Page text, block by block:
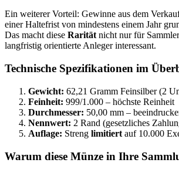
Ein weiterer Vorteil: Gewinne aus dem
einer Haltefrist von mindestens einem Jahr
Das macht diese Raritätnicht nur für
langfristig orientierte Anleger interessant.
Technische Spezifikationen im
Gewicht: 62,21 Gramm Feinsilber (2
Feinheit: 999/1.000 – höchste Reinheit
Durchmesser: 50,00 mm –
Nennwert: 2 Rand (gesetzliches
Auflage: Streng limitiert auf 10.000
Warum diese Münze in Ihre